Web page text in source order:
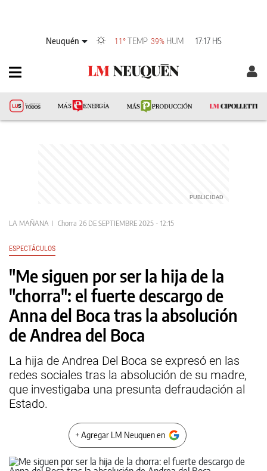
Neuquén 11° TEMP 39% HUM 17:17 HS
LA MAÑANA Chorra 26 DE SEPTIEMBRE 2025 - 12:15
ESPECTÁCULOS
"Me siguen por ser la hija de la
"chorra": el fuerte descargo de
Anna del Boca tras la absolución
de Andrea del Boca
La hija de Andrea Del Boca se expresó en las
redes sociales tras la absolución de su madre,
que investigaba una presunta defraudación al
Estado.
+ Agregar LM Neuquen en